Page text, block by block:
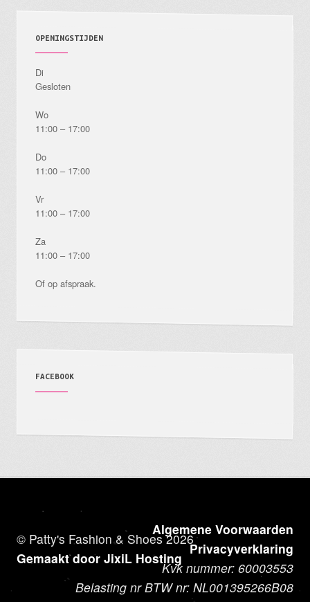
OPENINGSTIJDEN
Di
Gesloten
Wo
11:00 – 17:00
Do
11:00 – 17:00
Vr
11:00 – 17:00
Za
11:00 – 17:00
Of op afspraak.
FACEBOOK
© Patty's Fashion & Shoes 2026
Gemaakt door JixiL Hosting
Algemene Voorwaarden
Privacyverklaring
Kvk nummer: 60003553
Belasting nr BTW nr: NL001395266B08